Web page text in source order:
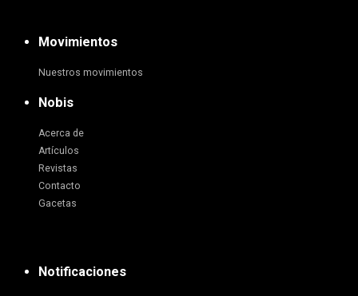
Movimientos
Nuestros movimientos
Nobis
Acerca de
Artículos
Revistas
Contacto
Gacetas
Notificaciones